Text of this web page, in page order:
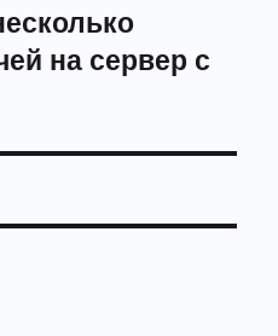
на сервер с